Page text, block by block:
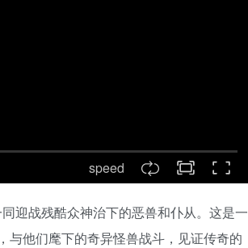
speed
迎战残酷众神治下的恶兽和仆从。这是一
与他们麾下的奇异怪兽战斗，见证传奇的